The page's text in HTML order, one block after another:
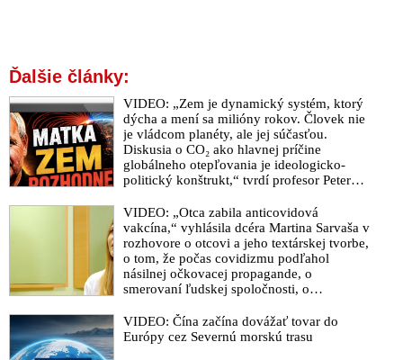
Ďalšie články:
VIDEO: „Zem je dynamický systém, ktorý
dýcha a mení sa milióny rokov. Človek nie
je vládcom planéty, ale jej súčasťou.
Diskusia o CO₂ ako hlavnej príčine
globálneho otepľovania je ideologicko-
politický konštrukt,“ tvrdí profesor Peter
povrchu planéty a o tom, že súčasné
extrémne počasie a sprevádzajúce
klimatické javy, katastrofy a prírodné
zmeny na Zemi sú súčasťou galaktického
cyklu a širšej planetárnej a geologickej
transformácie
VIDEO: „Otca zabila anticovidová
vakcína,“ vyhlásila dcéra Martina Sarvaša v
rozhovore o otcovi a jeho textárskej tvorbe,
o tom, že počas covidizmu podľahol
násilnej očkovacej propagande, o
smerovaní ľudskej spoločnosti, o
duchovného sveta, ale aj o tom, ako Maťo
Ďurinda začal svoje politické názory
VIDEO: Čína začína dovážať tovar do
Európy cez Severnú morskú trasu